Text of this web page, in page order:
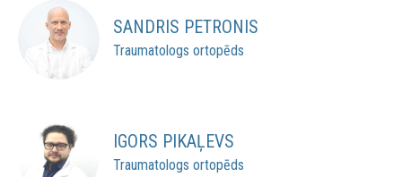
SANDRIS PETRONIS
Traumatologs ortopēds
IGORS PIKAĻEVS
Traumatologs ortopēds